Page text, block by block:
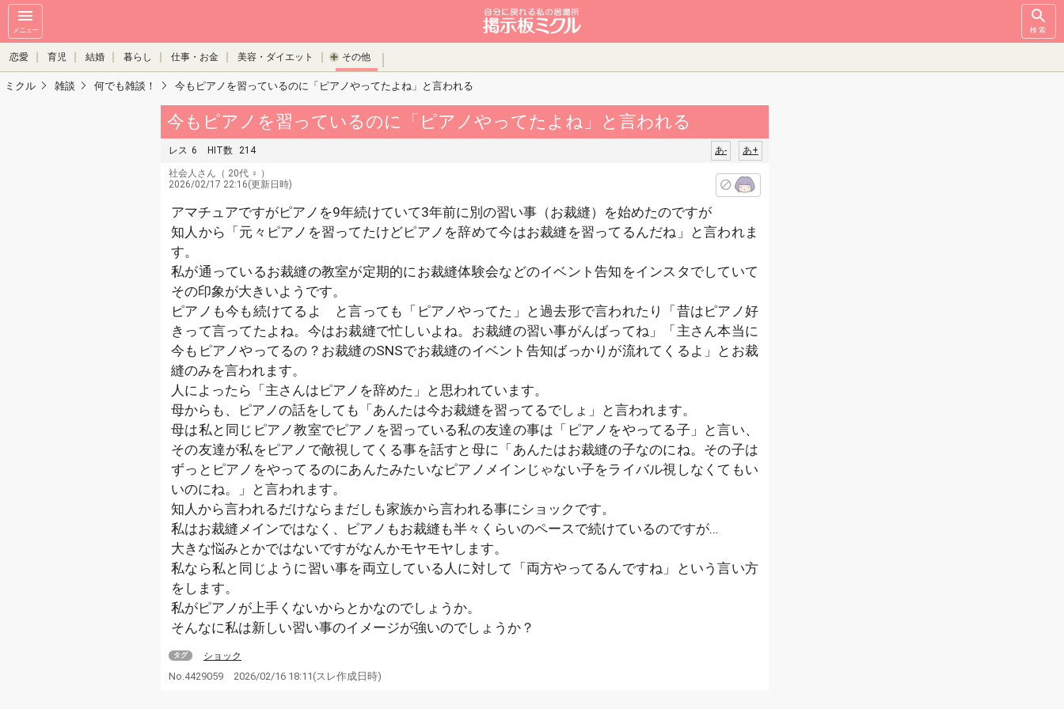
メニュー 検索
恋愛 育児 結婚 暮らし 仕事・お金 美容・ダイエット その他
ミクル 雑談 何でも雑談！ 今もピアノを習っているのに「ピアノやってたよね」と言われる
今もピアノを習っているのに「ピアノやってたよね」と言われる
レス 6 HIT数 214 あ+
あ-
社会人さん （ 20代 ♀ ）
2026/02/17 22:16(更新日時)
アマチュアですがピアノを9年続けていて3年前に別の習い事（お裁縫）を始めたのですが
知人から「元々ピアノを習ってたけどピアノを辞めて今はお裁縫を習ってるんだね」と言われま
す。
私が通っているお裁縫の教室が定期的にお裁縫体験会などのイベント告知をインスタでしていて
その印象が大きいようです。
ピアノも今も続けてるよ と言っても「ピアノやってた」と過去形で言われたり「昔はピアノ好
きって言ってたよね。今はお裁縫で忙しいよね。お裁縫の習い事がんばってね」「主さん本当に
今もピアノやってるの？お裁縫のSNSでお裁縫のイベント告知ばっかりが流れてくるよ」とお裁
縫のみを言われます。
人によったら「主さんはピアノを辞めた」と思われています。
母からも、ピアノの話をしても「あんたは今お裁縫を習ってるでしょ」と言われます。
母は私と同じピアノ教室でピアノを習っている私の友達の事は「ピアノをやってる子」と言い、
その友達が私をピアノで敵視してくる事を話すと母に「あんたはお裁縫の子なのにね。その子は
ずっとピアノをやってるのにあんたみたいなピアノメインじゃない子をライバル視しなくてもい
いのにね。」と言われます。
知人から言われるだけならまだしも家族から言われる事にショックです。
私はお裁縫メインではなく、ピアノもお裁縫も半々くらいのペースで続けているのですが…
大きな悩みとかではないですがなんかモヤモヤします。
私なら私と同じように習い事を両立している人に対して「両方やってるんですね」という言い方
をします。
私がピアノが上手くないからとかなのでしょうか。
そんなに私は新しい習い事のイメージが強いのでしょうか？
タグ ショック
No.4429059 2026/02/16 18:11 (スレ作成日時)